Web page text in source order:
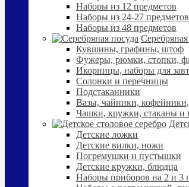
Наборы из 12 предметов
Наборы из 24-27 предметов
Наборы из 48 предметов
Кувшины, графины, штоф
Фужеры, рюмки, стопки,
Икорницы, наборы для
Солонки и перечницы
Подстаканники
Вазы, чайники,
Чашки, кружки, стаканы и
Детские ложки
Детские вилки, ножи
Погремушки и пустышки
Детские кружки, блюдца
Наборы приборов на 2 и 3